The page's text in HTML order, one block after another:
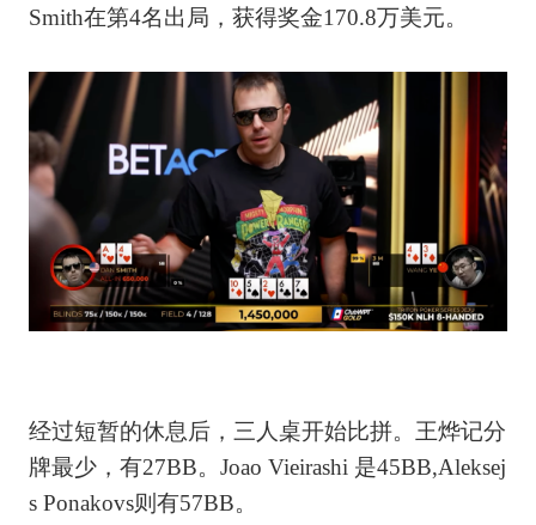
Smith在第4名出局，获得奖金170.8万美元。
经过短暂的休息后，三人桌开始比拼。王烨记分
牌最少，有27BB。Joao Vieirashi 是45BB,Aleksej
s Ponakovs则有57BB。